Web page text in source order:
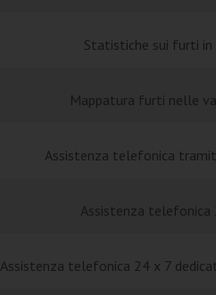
Statistiche sui furti
Mappatura furti nelle
Assistenza telefonica
Assistenza telefonica
Assistenza telefonica 24 x 7